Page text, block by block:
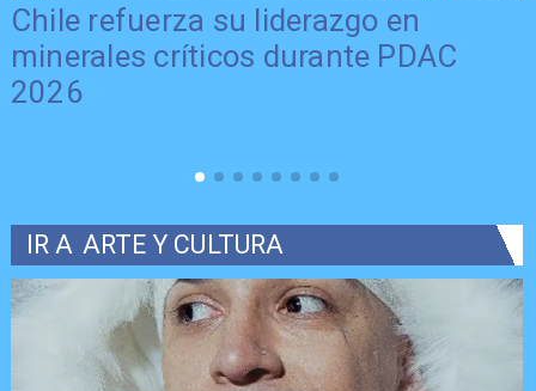
Chile refuerza su liderazgo en
minerales críticos durante PDAC
2026
IR A ARTE Y CULTURA